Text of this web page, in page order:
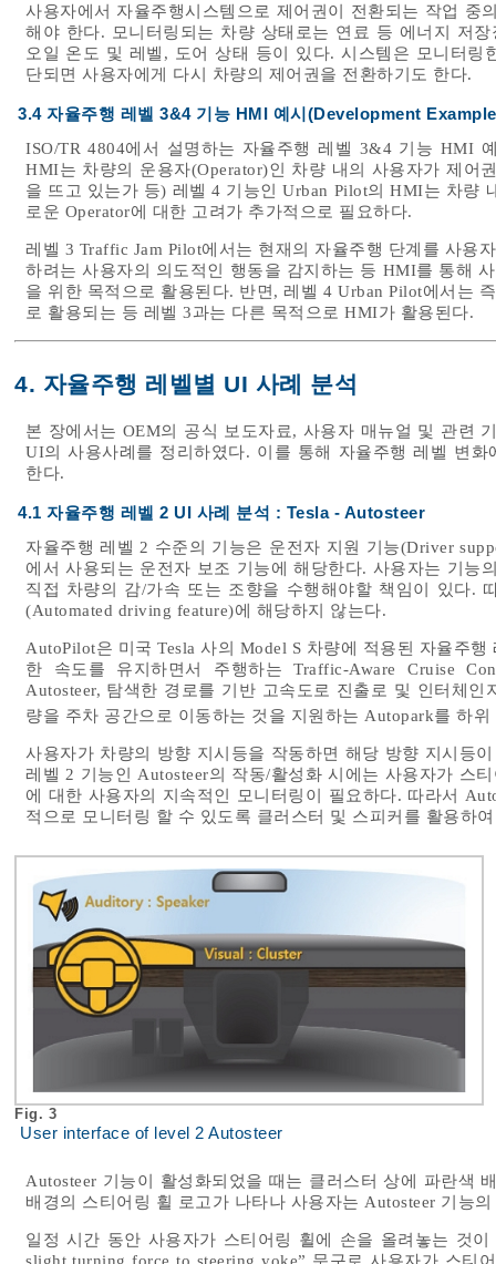
사용자에서 자율주행시스템으로 제어권이 전환되는 작업 중
해야 한다. 모니터링되는 차량 상태로는 연료 등 에너지 저
오일 온도 및 레벨, 도어 상태 등이 있다. 시스템은 모니터
단되면 사용자에게 다시 차량의 제어권을 전환하기도 한다.
3.4 자율주행 레벨 3&4 기능 HMI 예시(Development
ISO/TR 4804에서 설명하는 자율주행 레벨 3&4 기능 HMI
HMI는 차량의 운용자(Operator)인 차량 내의 사용자가 제어
을 뜨고 있는가 등) 레벨 4 기능인 Urban Pilot의 HMI는 차량
로운 Operator에 대한 고려가 추가적으로 필요하다.
레벨 3 Traffic Jam Pilot에서는 현재의 자율주행 단계를 사용
하려는 사용자의 의도적인 행동을 감지하는 등 HMI를 통해
을 위한 목적으로 활용된다. 반면, 레벨 4 Urban Pilot에서는
로 활용되는 등 레벨 3과는 다른 목적으로 HMI가 활용된다.
4. 자율주행 레벨별 UI 사례 분석
본 장에서는 OEM의 공식 보도자료, 사용자 매뉴얼 및 관련
UI의 사용사례를 정리하였다. 이를 통해 자율주행 레벨 변
한다.
4.1 자율주행 레벨 2 UI 사례 분석 : Tesla - Autosteer
자율주행 레벨 2 수준의 기능은 운전자 지원 기능(Driver
에서 사용되는 운전자 보조 기능에 해당한다. 사용자는 기능
직접 차량의 감/가속 또는 조향을 수행해야할 책임이 있다.
(Automated driving feature)에 해당하지 않는다.
AutoPilot은 미국 Tesla 사의 Model S 차량에 적용된 자율주
한 속도를 유지하면서 주행하는 Traffic-Aware Cruise
Autosteer, 탐색한 경로를 기반 고속도로 진출로 및 인터체
량을 주차 공간으로 이동하는 것을 지원하는 Autopark를 하
사용자가 차량의 방향 지시등을 작동하면 해당 방향 지시등
레벨 2 기능인 Autosteer의 작동/활성화 시에는 사용자가 스
에 대한 사용자의 지속적인 모니터링이 필요하다. 따라서
적으로 모니터링 할 수 있도록 클러스터 및 스피커를 활용하
Fig. 3
User interface of level 2 Autosteer
Autosteer 기능이 활성화되었을 때는 클러스터 상에 파란색
배경의 스티어링 휠 로고가 나타나 사용자는 Autosteer 기능
일정 시간 동안 사용자가 스티어링 휠에 손을 올려놓는 것